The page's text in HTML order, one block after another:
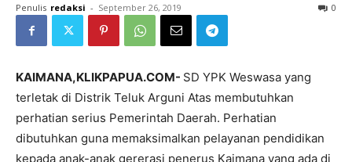
Penulis redaksi - September 26, 2019 0
KAIMANA,KLIKPAPUA.COM- SD YPK Weswasa yang
terletak di Distrik Teluk Arguni Atas membutuhkan
perhatian serius Pemerintah Daerah. Perhatian
dibutuhkan guna memaksimalkan pelayanan pendidikan
kepada anak-anak gererasi penerus Kaimana yang ada di